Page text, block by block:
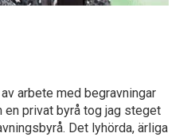
arbete med begravningar
en privat byrå tog jag steget
Det lyhörda, ärliga